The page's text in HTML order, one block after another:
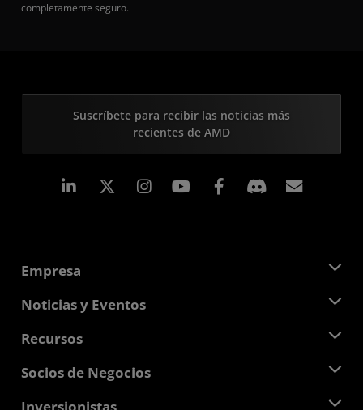
completamente seguro.
Suscríbete para recibir las noticias más
recientes de AMD
LinkedIn Instagram Facebook
Empresa
Acerca de AMD
Responsabilidad corporativa
Carreras profesionales
Noticias y Eventos
Sala de prensa
Biblioteca multimedia
Recursos
Centro para desarrolladores
Socios de Negocios
Centro para socios de AMD